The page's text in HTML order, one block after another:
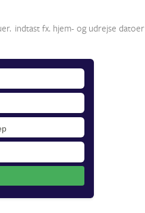
indtast fx. hjem- og udrejse datoer